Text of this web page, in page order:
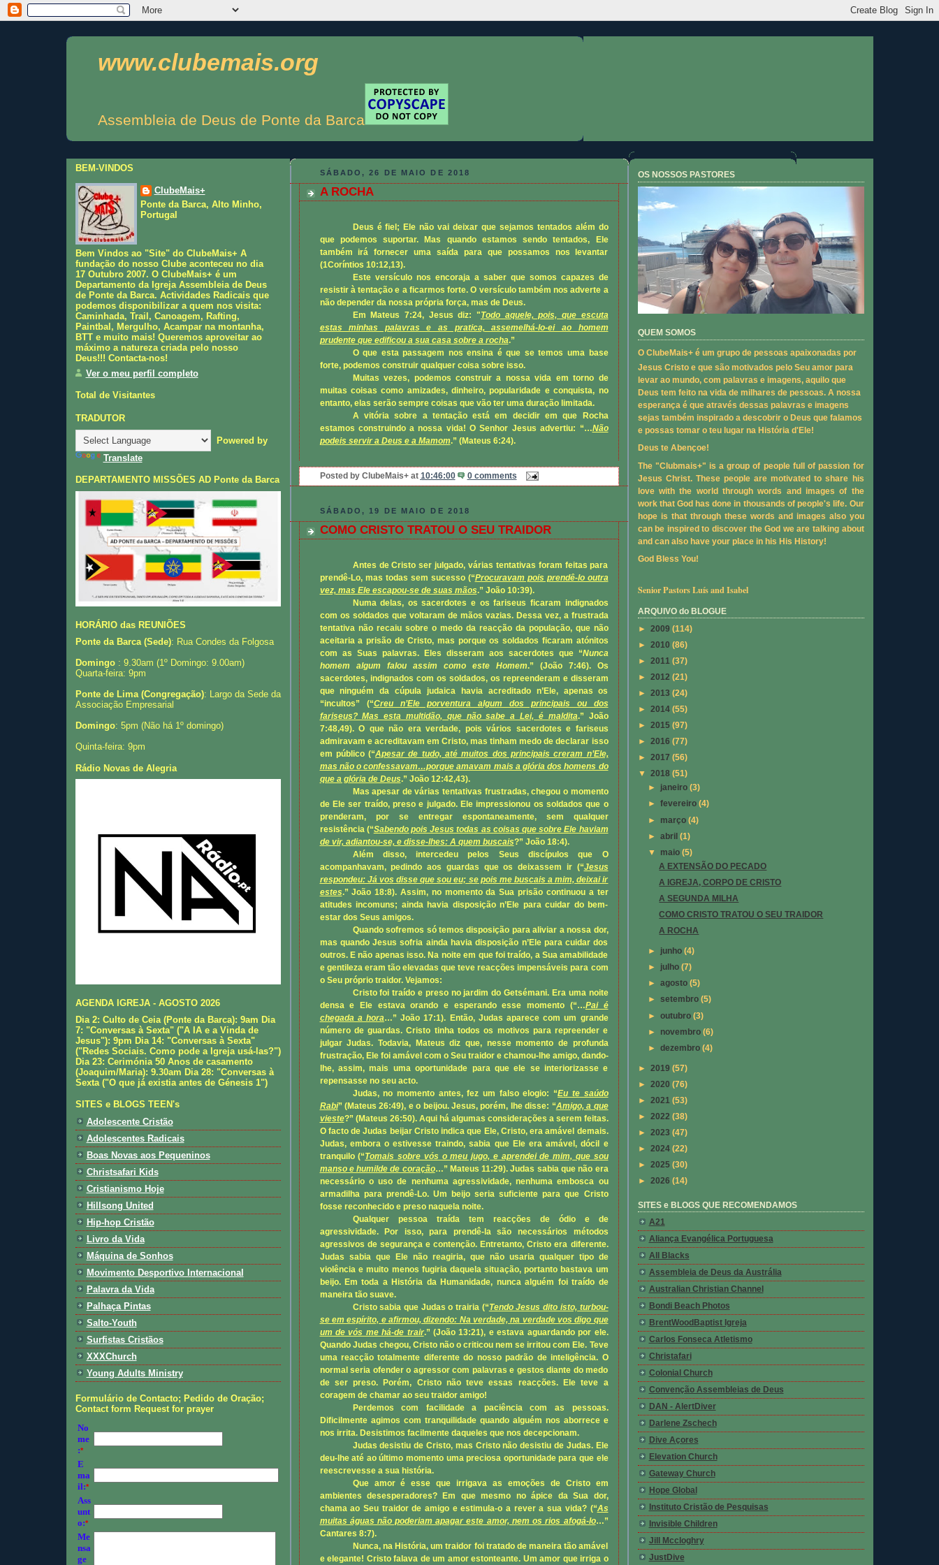
www.clubemais.org
Assembleia de Deus de Ponte da Barca
BEM-VINDOS
ClubeMais+
Ponte da Barca, Alto Minho,
Portugal
Bem Vindos ao "Site" do ClubeMais+ A
fundação do nosso Clube aconteceu no dia
17 Outubro 2007. O ClubeMais+ é um
Departamento da Igreja Assembleia de Deus
de Ponte da Barca. Actividades Radicais que
podemos disponibilizar a quem nos visita:
Caminhada, Trail, Canoagem, Rafting,
Paintbal, Mergulho, Acampar na montanha,
BTT e muito mais! Queremos aproveitar ao
máximo a natureza criada pelo nosso
Deus!!! Contacta-nos!
Ver o meu perfil completo
Total de Visitantes
TRADUTOR
Powered by
Translate
DEPARTAMENTO MISSÕES AD Ponte da Barca
HORÁRIO das REUNIÕES
Ponte da Barca (Sede): Rua Condes da Folgosa
Domingo: 9.30am (1º Domingo: 9.00am)
Quarta-feira: 9pm
Ponte de Lima (Congregação): Largo da Sede da
Associação Empresarial
Domingo: 5pm (Não há 1º domingo)
Quinta-feira: 9pm
Rádio Novas de Alegria
AGENDA IGREJA - AGOSTO 2026
Dia 2: Culto de Ceia (Ponte da Barca): 9am Dia
7: "Conversas à Sexta" ("A IA e a Vinda de
Jesus"): 9pm Dia 14: "Conversas à Sexta"
("Redes Sociais. Como pode a Igreja usá-las?")
Dia 23: Cerimónia 50 Anos de casamento
(Joaquim/Maria): 9.30am Dia 28: "Conversas à
Sexta ("O que já existia antes de Génesis 1")
SITES e BLOGS TEEN's
Adolescente Cristão
Adolescentes Radicais
Boas Novas aos Pequeninos
Christsafari Kids
Cristianismo Hoje
Hillsong United
Hip-hop Cristão
Livro da Vida
Máquina de Sonhos
Movimento Desportivo Internacional
Palavra da Vida
Palhaça Pintas
Salto-Youth
Surfistas Cristãos
XXXChurch
Young Adults Ministry
Formulário de Contacto; Pedido de Oração;
Contact form Request for prayer
No
me
:*
E
ma
il:*
Ass
unt
o:*
Me
nsa
ge
SÁBADO, 26 DE MAIO DE 2018
A ROCHA
Deus é fiel; Ele não vai deixar que sejamos tentados além do
que podemos suportar. Mas quando estamos sendo tentados, Ele
também irá fornecer uma saída para que possamos nos levantar
(1Coríntios 10:12,13).
Este versículo nos encoraja a saber que somos capazes de
resistir à tentação e a ficarmos forte. O versículo também nos adverte a
não depender da nossa própria força, mas de Deus.
EmMateus 7:24, Jesus diz: "Todo aquele, pois, que escuta
estas minhas palavras e as pratica, assemelhá-lo-ei ao homem
prudente que edificou a sua casa sobre a rocha.”
O que esta passagem nos ensina é que se temos uma base
forte, podemos construir qualquer coisa sobre isso.
Muitas vezes, podemos construir a nossa vida em torno de
muitas coisas como amizades, dinheiro, popularidade e conquista, no
entanto, elas serão sempre coisas que vão ter uma duração limitada.
A vitória sobre a tentação está em decidir em que Rocha
estamos construindo a nossa vida! O Senhor Jesus advertiu: “…Não
podeis servir a Deus e a Mamom.” (Mateus 6:24).
Posted by ClubeMais+ at 10:46:00 0 comments
SÁBADO, 19 DE MAIO DE 2018
COMO CRISTO TRATOU O SEU TRAIDOR
Antes de Cristo ser julgado, várias tentativas foram feitas para
prendê-Lo, mas todas sem sucesso (“Procuravam pois prendê-lo outra
vez, mas Ele escapou-se de suas mãos.” João 10:39).
Numa delas, os sacerdotes e os fariseus ficaram indignados
com os soldados que voltaram de mãos vazias. Dessa vez, a frustrada
tentativa não recaiu sobre o medo da reacção da população, que não
aceitaria a prisão de Cristo, mas porque os soldados ficaram atónitos
com as Suas palavras. Eles disseram aos sacerdotes que “Nunca
homem algum falou assim como este Homem.” (João 7:46). Os
sacerdotes, indignados com os soldados, os repreenderam e disseram
que ninguém da cúpula judaica havia acreditado n’Ele, apenas os
“incultos” (“Creu n’Ele porventura algum dos principais ou dos
fariseus? Mas esta multidão, que não sabe a Lei, é maldita.” João
7:48,49). O que não era verdade, pois vários sacerdotes e fariseus
admiravam e acreditavam em Cristo, mas tinham medo de declarar isso
em público (“Apesar de tudo, até muitos dos principais creram n’Ele,
mas não o confessavam…porque amavam mais a glória dos homens do
que a glória de Deus.” João 12:42,43).
Mas apesar de várias tentativas frustradas, chegou o momento
de Ele ser traído, preso e julgado. Ele impressionou os soldados que o
prenderam, por se entregar espontaneamente, sem qualquer
resistência (“Sabendo pois Jesus todas as coisas que sobre Ele haviam
de vir, adiantou-se, e disse-lhes: A quem buscais?” João 18:4).
Além disso, intercedeu pelos Seus discípulos que O
acompanhavam, pedindo aos guardas que os deixassem ir (“Jesus
respondeu: Já vos disse que sou eu; se pois me buscais a mim, deixai ir
estes.”João 18:8). Assim, no momento da Sua prisão continuou a ter
atitudes incomuns; ainda havia disposição n’Ele para cuidar do bem-
estar dos Seus amigos.
Quando sofremos só temos disposição para aliviar a nossa dor,
mas quando Jesus sofria ainda havia disposição n’Ele para cuidar dos
outros. E não apenas isso. Na noite em que foi traído, a Sua amabilidade
e gentileza eram tão elevadas que teve reacções impensáveis para com
o Seu próprio traidor. Vejamos:
Cristo foi traído e preso no jardim do Getsémani. Era uma noite
densa e Ele estava orando e esperando esse momento (“…Pai é
chegada a hora…”João 17:1). Então, Judas aparece com um grande
número de guardas. Cristo tinha todos os motivos para repreender e
julgar Judas. Todavia, Mateus diz que, nesse momento de profunda
frustração, Ele foi amável com o Seu traidor e chamou-lhe amigo, dando-
lhe, assim, mais uma oportunidade para que ele se interiorizasse e
repensasse no seu acto.
Judas, no momento antes, fez um falso elogio: “Eu te saúdo
Rabi” (Mateus 26:49), e o beijou. Jesus, porém, lhe disse: “Amigo, a que
vieste?” (Mateus 26:50). Aqui há algumas considerações a serem feitas.
O facto de Judas beijar Cristo indica que Ele, Cristo, era amável demais.
Judas, embora o estivesse traindo, sabia que Ele era amável, dócil e
tranquilo (“Tomais sobre vós o meu jugo, e aprendei de mim, que sou
manso e humilde de coração…” Mateus 11:29). Judas sabia que não era
necessário o uso de nenhuma agressividade, nenhuma embosca ou
armadilha para prendê-Lo. Um beijo seria suficiente para que Cristo
fosse reconhecido e preso naquela noite.
Qualquer pessoa traída tem reacções de ódio e de
agressividade. Por isso, para prendê-la são necessários métodos
agressivos de segurança e contenção. Entretanto, Cristo era diferente.
Judas sabia que Ele não reagiria, que não usaria qualquer tipo de
violência e muito menos fugiria daquela situação, portanto bastava um
beijo. Em toda a História da Humanidade, nunca alguém foi traído de
maneira tão suave.
Cristo sabia que Judas o trairia (“Tendo Jesus dito isto, turbou-
se em espírito, e afirmou, dizendo: Na verdade, na verdade vos digo que
um de vós me há-de trair.” (João 13:21), e estava aguardando por ele.
Quando Judas chegou, Cristo não o criticou nem se irritou com Ele. Teve
uma reacção totalmente diferente do nosso padrão de inteligência. O
normal seria ofender o agressor com palavras e gestos diante do medo
de ser preso. Porém, Cristo não teve essas reacções. Ele teve a
coragem de chamar ao seu traidor amigo!
Perdemos com facilidade a paciência com as pessoas.
Dificilmente agimos com tranquilidade quando alguém nos aborrece e
nos irrita. Desistimos facilmente daqueles que nos decepcionam.
Judas desistiu de Cristo, mas Cristo não desistiu de Judas. Ele
deu-lhe até ao último momento uma preciosa oportunidade para que ele
reescrevesse a sua história.
Que amor é esse que irrigava as emoções de Cristo em
ambientes desesperadores? Em que mesmo no ápice da Sua dor,
chama ao Seu traidor de amigo e estimula-o a rever a sua vida? (“As
muitas águas não poderiam apagar este amor, nem os rios afogá-lo…”
Cantares 8:7).
Nunca, na História, um traidor foi tratado de maneira tão amável
e elegante! Cristo falava de um amor estonteante. Um amor que irriga o
OS NOSSOS PASTORES
QUEM SOMOS
O ClubeMais+ é um grupo de pessoas apaixonadas por
Jesus Cristo e que são motivados pelo Seu amor para
levar ao mundo, com palavras e imagens, aquilo que
Deus tem feito na vida de milhares de pessoas. A nossa
esperança é que através dessas palavras e imagens
sejas também inspirado a descobrir o Deus que falamos
e possas tomar o teu lugar na História d'Ele!
Deus te Abençoe!
The "Clubmais+" is a group of people full of passion for
Jesus Christ. These people are motivated to share his
love with the world through words and images of the
work that God has done in thousands of people's life. Our
hope is that through these words and images also you
can be inspired to discover the God we are talking about
and can also have your place in his His History!
God Bless You!
Senior Pastors Luís and Isabel
ARQUIVO do BLOGUE
► 2009 (114)
► 2010 (86)
► 2011 (37)
► 2012 (21)
► 2013 (24)
► 2014 (55)
► 2015 (97)
► 2016 (77)
► 2017 (56)
▼ 2018 (51)
► janeiro(3)
►fevereiro(4)
► março(4)
►abril(1)
▼ maio(5)
A EXTENSÃO DO PECADO
A IGREJA, CORPO DE CRISTO
A SEGUNDA MILHA
COMO CRISTO TRATOU O SEU TRAIDOR
A ROCHA
► junho(4)
► julho(7)
►agosto(5)
►setembro(5)
►outubro(3)
► novembro(6)
►dezembro(4)
► 2019 (57)
► 2020 (76)
► 2021 (53)
► 2022 (38)
► 2023 (47)
► 2024 (22)
► 2025 (30)
► 2026 (14)
SITES e BLOGS QUE RECOMENDAMOS
A21
Aliança Evangélica Portuguesa
All Blacks
Assembleia de Deus da Austrália
Australian Christian Channel
Bondi Beach Photos
BrentWoodBaptist Igreja
Carlos Fonseca Atletismo
Christafari
Colonial Church
Convenção Assembleias de Deus
DAN - AlertDiver
Darlene Zschech
Dive Açores
Elevation Church
Gateway Church
Hope Global
Instituto Cristão de Pesquisas
Invisible Children
Jill Mccloghry
JustDive